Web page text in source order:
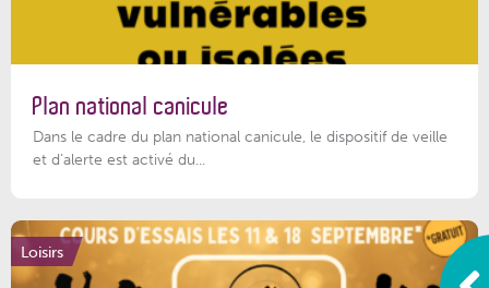
Plan national canicule
Dans le cadre du plan national canicule, le dispositif de veille
et d’alerte est activé du...
Loisirs